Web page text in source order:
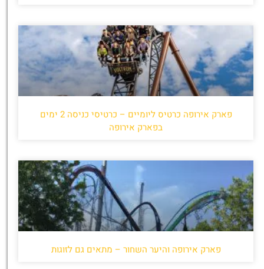
פארק אירופה כרטיס ליומיים – כרטיסי כניסה 2 ימים
בפארק אירופה
פארק אירופה והיער השחור – מתאים גם לזוגות